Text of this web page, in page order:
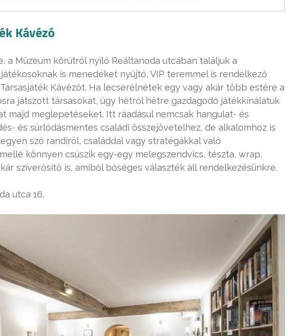
Kávézó
a Múzeum körútról nyíló Reáltanoda utcában találjuk a
is menedéket nyújtó, VIP teremmel is rendelkező
Kávézót. Ha lecserélnétek egy vagy akár több estére a
játszott társasokat, úgy hétről hétre gazdagodó játékkínálatuk
majd meglepetéseket. Itt ráadásul nemcsak hangulat- és
és súrlódásmentes családi összejövetelhez, de alkalomhoz is
szó randiról, családdal vagy stratégákkal való
könnyen csúszik egy-egy melegszendvics, tészta, wrap,
szíverősítő is, amiből bőséges választék áll rendelkezésünkre.
utca 16.